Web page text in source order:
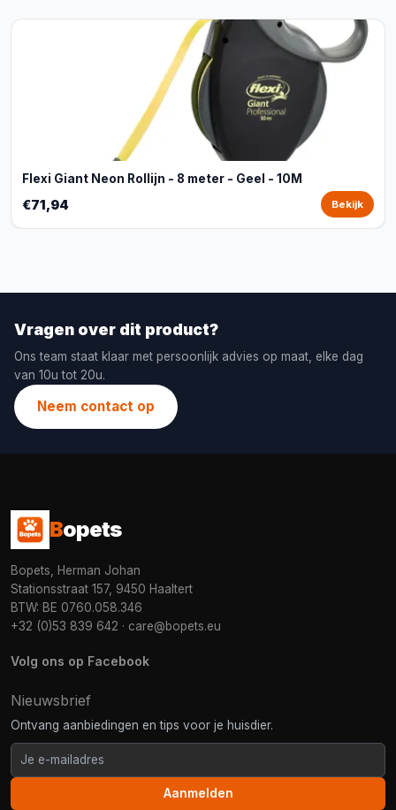
Flexi Giant Neon Rollijn - 8 meter - Geel - 10M
€71,94 Bekijk
Vragen over dit product?
Ons team staat klaar met persoonlijk advies op maat, elke dag
van 10u tot 20u.
Neem contact op
Bopets
Bopets, Herman Johan
Stationsstraat 157, 9450 Haaltert
BTW: BE 0760.058.346
+32 (0)53 839 642 · care@bopets.eu
Volg ons op Facebook
Nieuwsbrief
Ontvang aanbiedingen en tips voor je huisdier.
Aanmelden